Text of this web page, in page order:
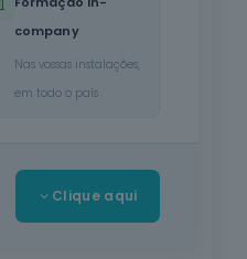
company
Nas vossas instalações,
em todo o país
Clique aqui